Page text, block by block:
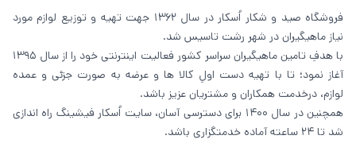
فروشگاه صید و شکار اُسکار در سال 1362 جهت تهیه و توزیع لوازم مورد
نیاز ماهیگیران در شهر رشت تاسیس شد.
با هدفِ تامین ماهیگیران سراسر کشور فعالیت اینترنتی خود را از سال 1395
آغاز نمود؛ تا با تهیه دست اولِ کالا ها و عرضه به صورت جزئی و عمده
لوازم، درخدمت همکاران و مشتریان عزیز باشد.
همچنین در سال 1400 برای دسترسی آسان، سایت اُسکار فیشینگ راه اندازی
شد تا 24 ساعته آماده خدمتگزاری باشد.